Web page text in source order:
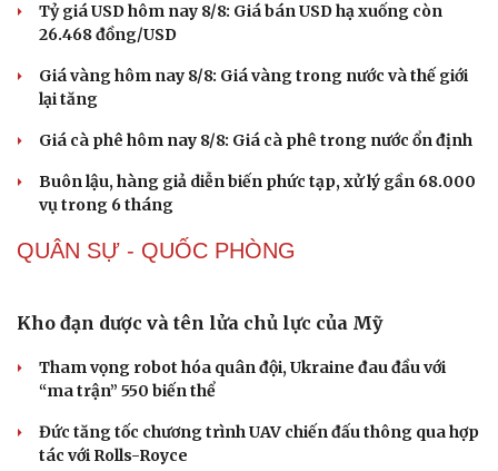
Sức khỏe
Dinh dưỡng - món ngon
Cây thuốc
Nhà đẹp
Tỷ giá USD hôm nay 8/8: Giá bán USD hạ xuống còn
26.468 đồng/USD
Giá vàng hôm nay 8/8: Giá vàng trong nước và thế giới
lại tăng
Giá cà phê hôm nay 8/8: Giá cà phê trong nước ổn định
Buôn lậu, hàng giả diễn biến phức tạp, xử lý gần 68.000
vụ trong 6 tháng
QUÂN SỰ - QUỐC PHÒNG